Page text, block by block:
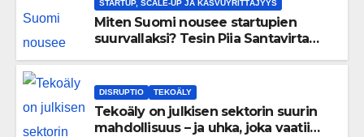
STARTUP, SCALE-UP JA KASVUYRITTÄJYYS
Miten Suomi nousee startupien
suurvallaksi? Tesin Piia Santavirta
DISRUPTIO TEKOÄLY
Tekoäly on julkisen sektorin suurin
mahdollisuus – ja uhka, joka vaatii